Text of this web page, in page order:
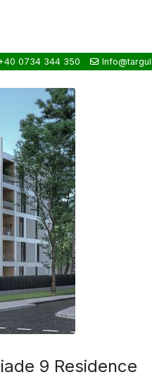
0734 344 350
9 Residence